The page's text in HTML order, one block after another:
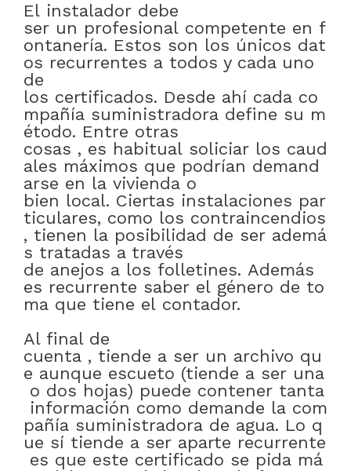
El instalador debe
ser un profesional competente en f
ontanería. Estos son los únicos dat
os recurrentes a todos y cada uno
de
los certificados. Desde ahí cada co
mpañía suministradora define su m
étodo. Entre otras
cosas , es habitual soliciar los caud
ales máximos que podrían demand
arse en la vivienda o
bien local. Ciertas instalaciones par
ticulares, como los contraincendios
, tienen la posibilidad de ser ademá
s tratadas a través
de anejos a los folletines. Además
es recurrente saber el género de to
ma que tiene el contador.
Al final de
cuenta , tiende a ser un archivo qu
e aunque escueto (tiende a ser una
o dos hojas) puede contener tanta
información como demande la com
pañía suministradora de agua. Lo q
ue sí tiende a ser aparte recurrente
es que este certificado se pida má